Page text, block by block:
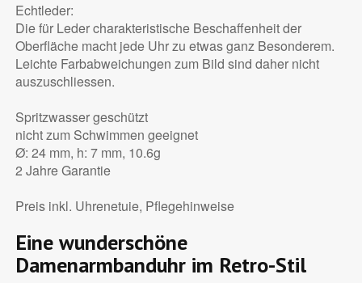
Echtleder:
Die für Leder charakteristische Beschaffenheit der
Oberfläche macht jede Uhr zu etwas ganz Besonderem.
Leichte Farbabweichungen zum Bild sind daher nicht
auszuschliessen.
Spritzwasser geschützt
nicht zum Schwimmen geeignet
Ø: 24 mm, h: 7 mm, 10.6g
2 Jahre Garantie
Preis inkl. Uhrenetuie, Pflegehinweise
Eine wunderschöne
Damenarmbanduhr im Retro-Stil